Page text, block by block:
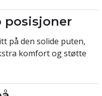
posisjoner
på den solide puten,
komfort og støtte